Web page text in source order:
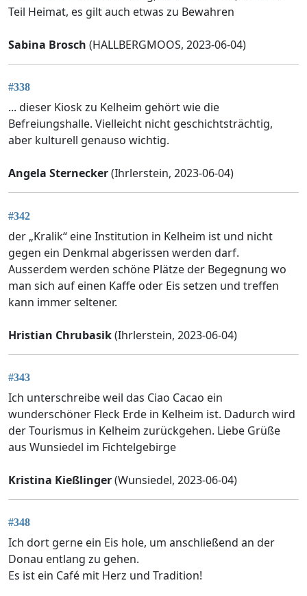
Teil Heimat, es gilt auch etwas zu Bewahren
Sabina Brosch (HALLBERGMOOS, 2023-06-04)
#338
... dieser Kiosk zu Kelheim gehört wie die
Befreiungshalle. Vielleicht nicht geschichtsträchtig,
aber kulturell genauso wichtig.
Angela Sternecker(Ihrlerstein, 2023-06-04)
#342
der „Kralik“ eine Institution in Kelheim ist und nicht
gegen ein Denkmal abgerissen werden darf.
Ausserdem werden schöne Plätze der Begegnung wo
man sich auf einen Kaffe oder Eis setzen und treffen
kann immer seltener.
Hristian Chrubasik(Ihrlerstein, 2023-06-04)
#343
Ich unterschreibe weil das Ciao Cacao ein
wunderschöner Fleck Erde in Kelheim ist. Dadurch wird
der Tourismus in Kelheim zurückgehen. Liebe Grüße
aus Wunsiedel im Fichtelgebirge
Kristina Kießlinger(Wunsiedel, 2023-06-04)
#348
Ich dort gerne ein Eis hole, um anschließend an der
Donau entlang zu gehen.
Es ist ein Café mit Herz und Tradition!